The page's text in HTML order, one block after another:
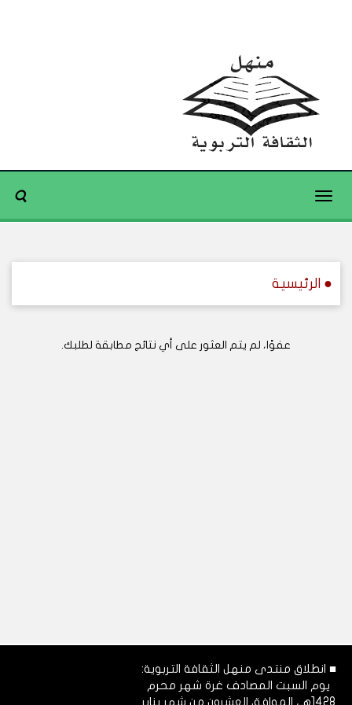
Toggle
● الرئيسية
عفوًا، لم يتم العثور على أي نتائج مطابقة لطلبك.
■ انطلاق منتدى منهل الثقافة التربوية:
يوم السبت المصادف غرة شهر محرم
1428هـ، الموافق العشرون من شهر يناير